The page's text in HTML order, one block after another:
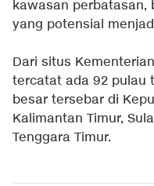
kawasan perbatasan,
yang potensial
Dari situs
tercatat ada 92 pulau
besar tersebar di
Kalimantan Timur,
Tenggara Timur.